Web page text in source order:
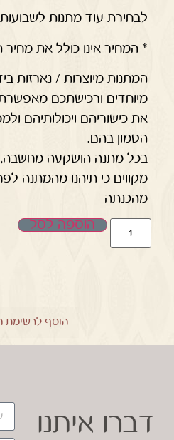
לבחירת עוד מתנות לשבועות
* המחיר אינו כולל את מחיר
המתנות מיוצרות / נארזות
מיוחדים ורכישתכם
את כישוריהם ויכולותיהם
הטמון בהם.
בכל מתנה הושקעה מחשבה,
מקווים כי תיהנו מהמתנה
מהכנתה
הוספה לסל
הוסף לרשימת
דברו איתנו